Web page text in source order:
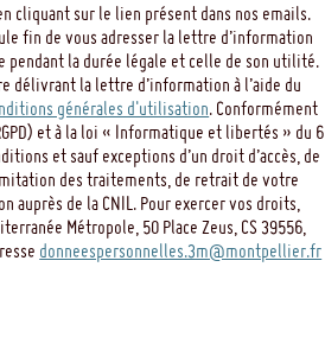
cliquant sur le lien présent dans nos emails.
fin de vous adresser la lettre d’information
pendant la durée légale et celle de son utilité.
délivrant la lettre d’information à l’aide du
générales d'utilisation. Conformément
et à la loi « Informatique et libertés » du 6
et sauf exceptions d’un droit d’accès, de
des traitements, de retrait de votre
auprès de la CNIL. Pour exercer vos droits,
Métropole, 50 Place Zeus, CS 39556,
donneespersonnelles.3m@montpellier.fr